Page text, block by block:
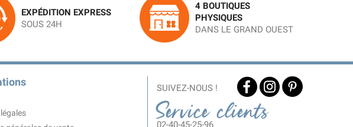
EXPÉDITION EXPRESS
SOUS 24H
4 BOUTIQUES
PHYSIQUES
DANS LE GRAND OUEST
SUIVEZ-NOUS !
Service clients
02-40-45-25-96